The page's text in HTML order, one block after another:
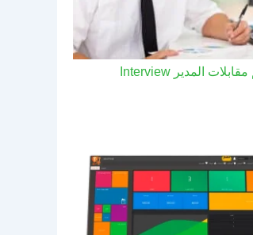
اداة تنظيم مقابلات المدير Interview